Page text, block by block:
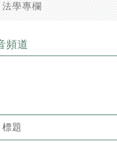
法學專欄
頻道
標題